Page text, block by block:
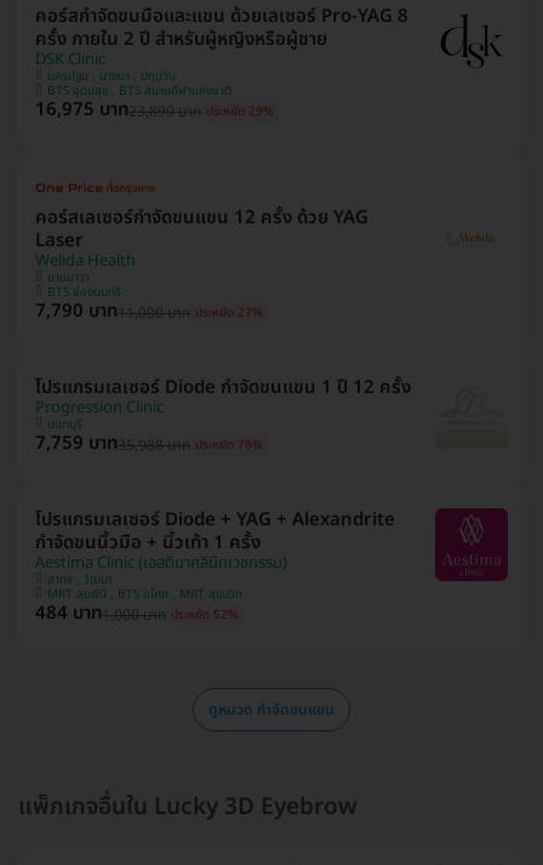
คอร์สกำจัดขนมือและแขน ด้วยเลเซอร์ Pro-YAG 8
ครั้ง ภายใน 2 ปี สำหรับผู้หญิงหรือผู้ชาย
DSK Clinic
นครปฐม , บางนา , ปทุมวัน
BTS อุดมสุข , BTS สนามกีฬาแห่งชาติ
16,975 บาท23,890 บาท ประหยัด 29%
คอร์สเลเซอร์กำจัดขนแขน 12 ครั้ง ด้วย YAG
Laser
Welida Health
ยานนาวา
BTS ช่องนนทรี
7,790 บาท11,000 บาท ประหยัด 27%
โปรแกรมเลเซอร์ Diode กำจัดขนแขน 1 ปี 12 ครั้ง
Progression Clinic
นนทบุรี
7,759 บาท35,988 บาท ประหยัด 78%
โปรแกรมเลเซอร์ Diode + YAG + Alexandrite
กำจัดขนนิ้วมือ + นิ้วเท้า 1 ครั้ง
Aestima Clinic (เอสติมาคลินิกเวชกรรม)
สาทร , วัฒนา
MRT ลุมพินี , BTS อโศก , MRT สุขุมวิท
484 บาท1,000 บาท ประหยัด 52%
ดูหมวด กำจัดขนแขน
แพ็กเกจอื่นใน Lucky 3D Eyebrow